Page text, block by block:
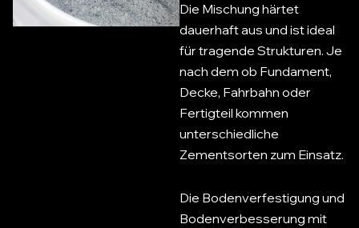
Die Mischung härtet
dauerhaft aus und ist ideal
für tragende Strukturen. Je
nach dem ob Fundament,
Decke, Fahrbahn oder
Fertigteil kommen
unterschiedliche
Zementsorten zum Einsatz.
Die Bodenverfestigung und
Bodenverbesserung mit